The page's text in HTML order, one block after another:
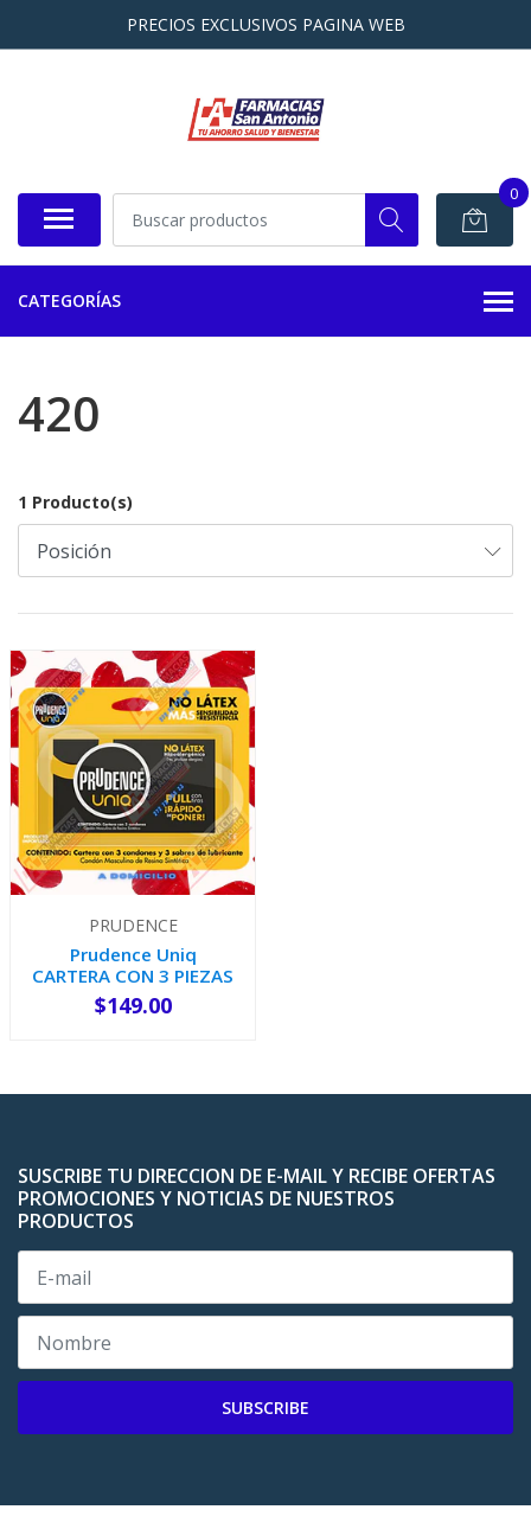
PRECIOS EXCLUSIVOS PAGINA WEB
0
CATEGORÍAS
420
1 Producto(s)
PRUDENCE
Prudence Uniq
CARTERA CON 3 PIEZAS
+
$149.00
SUSCRIBE TU DIRECCION DE E-MAIL Y RECIBE OFERTAS
PROMOCIONES Y NOTICIAS DE NUESTROS
PRODUCTOS
SUBSCRIBE